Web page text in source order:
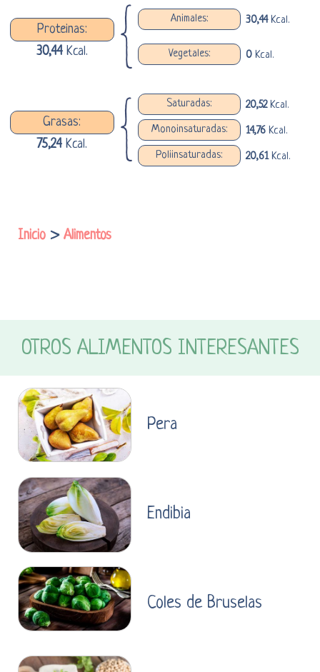
Proteinas:
30,44Kcal.
Animales: 30,44Kcal.
Vegetales: 0Kcal.
Grasas:
75,24Kcal.
Saturadas: 20,52Kcal.
Monoinsaturadas:
14,76Kcal.
Poliinsaturadas:
20,61Kcal.
Inicio > Alimentos
OTROS ALIMENTOS INTERESANTES
Pera
Endibia
Coles de Bruselas